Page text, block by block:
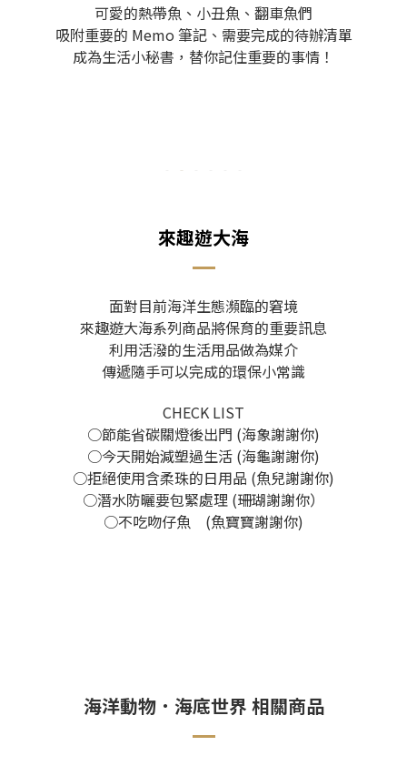
可愛的熱帶魚、小丑魚、翻車魚們
吸附重要的 Memo 筆記、需要完成的待辦清單
成為生活小秘書，替你記住重要的事情！
來趣遊大海
面對目前海洋生態瀕臨的窘境
來趣遊大海系列商品將保育的重要訊息
利用活潑的生活用品做為媒介
傳遞隨手可以完成的環保小常識
CHECK LIST
○節能省碳關燈後出門 (海象謝謝你)
○今天開始減塑過生活 (海龜謝謝你)
○拒絕使用含柔珠的日用品 (魚兒謝謝你)
○潛水防曬要包緊處理 (珊瑚謝謝你）
○不吃吻仔魚 (魚寶寶謝謝你)
海洋動物．海底世界 相關商品